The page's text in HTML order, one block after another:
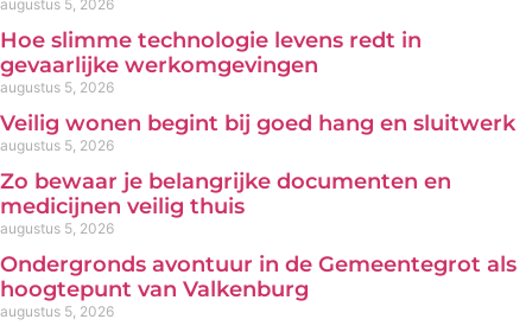
augustus 5, 2026
Hoe slimme technologie levens redt in
gevaarlijke werkomgevingen
augustus 5, 2026
Veilig wonen begint bij goed hang en sluitwerk
augustus 5, 2026
Zo bewaar je belangrijke documenten en
medicijnen veilig thuis
augustus 5, 2026
Ondergronds avontuur in de Gemeentegrot als
hoogtepunt van Valkenburg
augustus 5, 2026